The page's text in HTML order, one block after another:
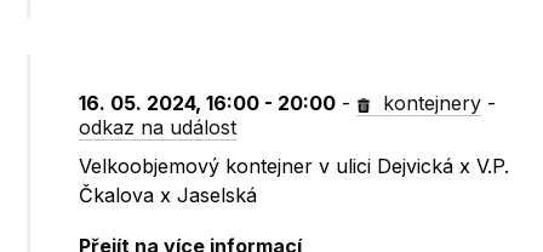
16. 05. 2024, 16:00 - 20:00 - kontejnery -
odkaz na událost
Velkoobjemový kontejner v ulici Dejvická x V.P.
Čkalova x Jaselská
Přejít na více informací